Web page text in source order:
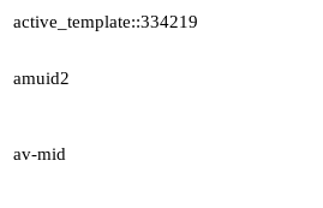
active_template::334219
amuid2
av-mid